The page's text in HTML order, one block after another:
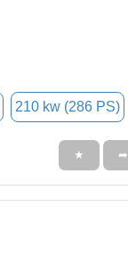
210 kw (286 PS)
★ ➦